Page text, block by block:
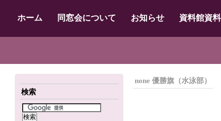
ホーム 同窓会について お知らせ 資料館資
検索
none 優勝旗（水泳部）